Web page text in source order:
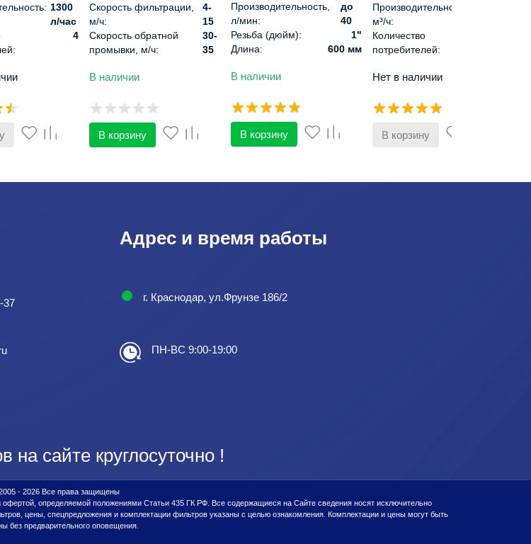
1300
л/час
4
Автоматическое
Скорость фильтрации,
м/ч:
4-
15
Скорость обратной
промывки, м/ч:
30-
35
Диапазон pH:
В наличии
В корзину
Производительность,
л/мин:
до
40
Резьба (дюйм):
1"
Длина:
600 мм
Рабочее
В наличии
В корзину
Производительность,
м³/ч:
Количество
потребителей:
Оголовок:
пиковая, м³/ч:
Нет в наличии
В корзину
37
Адрес и время работы
г. Краснодар, ул.Фрунзе 186/2
ПН-ВС 9:00-19:00
на сайте круглосуточно !
- 2026 Все права защищены
определяемой положениями Статьи 435 ГК РФ. Все содержащиеся на Сайте сведения носят исключительно
цены, спецпредложения и комплектации фильтров указаны с целью ознакомления. Комплектации и цены могут быть
без предварительного оповещения.